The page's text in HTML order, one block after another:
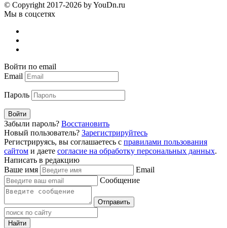
© Copyright 2017-2026 by YouDn.ru
Мы в соцсетях
Войти по email
Email
Пароль
Войти
Забыли пароль? Восстановить
Новый пользователь? Зарегистрируйтесь
Регистрируясь, вы соглашаетесь с правилами пользования
сайтом и даете согласие на обработку персональных данных.
Написать в редакцию
Ваше имя
Email
Сообщение
Отправить
Найти